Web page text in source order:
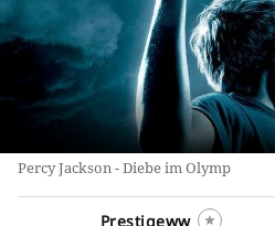
Percy Jackson - Diebe im Olymp
Prestigeww